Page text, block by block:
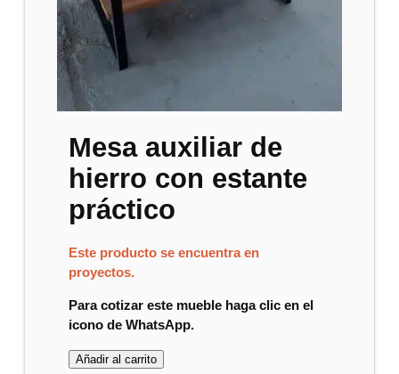
Mesa auxiliar de
hierro con estante
práctico
Este producto se encuentra en
proyectos.
Para cotizar este mueble haga clic en el
icono de WhatsApp.
Añadir al carrito